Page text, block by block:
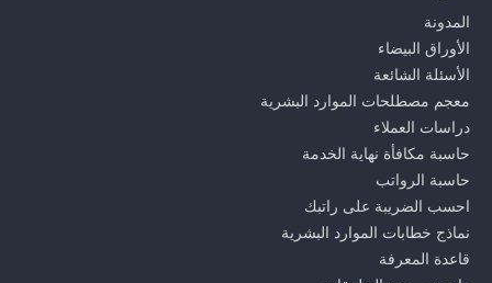
المدونة
الأوراق البيضاء
الأسئلة الشائعة
معجم مصطلحات الموارد البشرية
دراسات العملاء
حاسبة مكافأة نهاية الخدمة
حاسبة الرواتب
احسب الضريبة على راتبك
نماذج خطابات الموارد البشرية
قاعدة المعرفة